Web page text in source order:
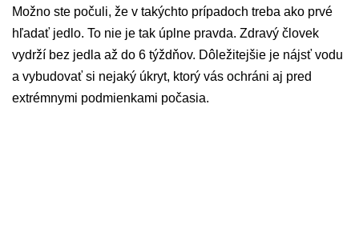
Možno ste počuli, že v takýchto prípadoch treba ako prvé
hľadať jedlo. To nie je tak úplne pravda. Zdravý človek
vydrží bez jedla až do 6 týždňov. Dôležitejšie je nájsť vodu
a vybudovať si nejaký úkryt, ktorý vás ochráni aj pred
extrémnymi podmienkami počasia.